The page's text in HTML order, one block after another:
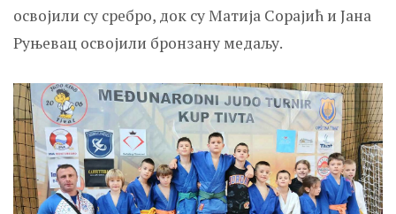
освојили су сребро, док су Матија Сорајић и Јана
Руњевац освојили бронзану медаљу.